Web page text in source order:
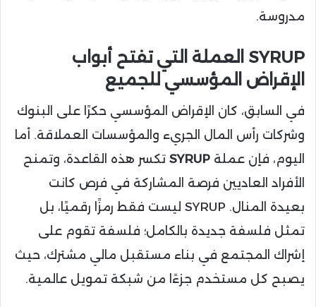
مدروسة.
SYRUP العملة التي تفتح أبواب
الإقراض المؤسسي للجميع
في السابق، كان الإقراض المؤسسي حكرًا على البنوك
وشركات رأس المال الجريء والمؤسسات العملاقة. أما
اليوم، فإن عملة SYRUP تكسر هذه القاعدة، وتمنح
الأفراد العاديين فرصة المشاركة في فرص كانت
بعيدة المنال. SYRUP ليست فقط رمزًا رقميًا، بل
تمثل فلسفة جديدة بالكامل؛ فلسفة تقوم على
إشراك المجتمع في بناء مستقبل مالي مشترك، حيث
يصبح كل مستخدم جزءًا من شبكة تمويل عالمية.